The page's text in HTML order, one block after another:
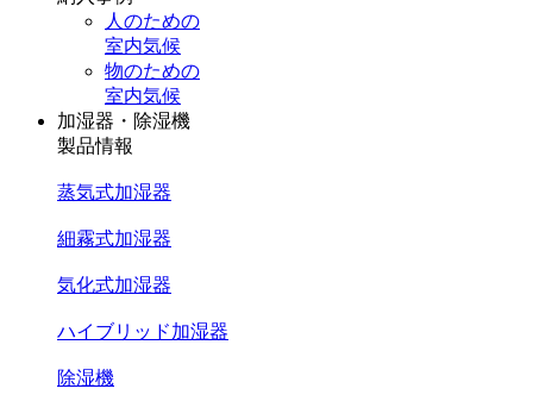
人のための
室内気候
物のための
室内気候
加湿器・除湿機
製品情報
蒸気式加湿器
細霧式加湿器
気化式加湿器
ハイブリッド加湿器
除湿機